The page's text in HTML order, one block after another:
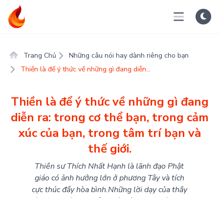
Trang Chủ
Những câu nói hay dành riêng cho bạn
Thiền là để ý thức về những gì đang diễn...
Thiền là để ý thức về những gì đang
diễn ra: trong cơ thể bạn, trong cảm
xúc của bạn, trong tâm trí bạn và
thế giới.
Thiền sư Thích Nhất Hạnh là lãnh đạo Phật
giáo có ảnh hưởng lớn ở phương Tây và tích
cực thúc đẩy hòa bình.Những lời dạy của thầy